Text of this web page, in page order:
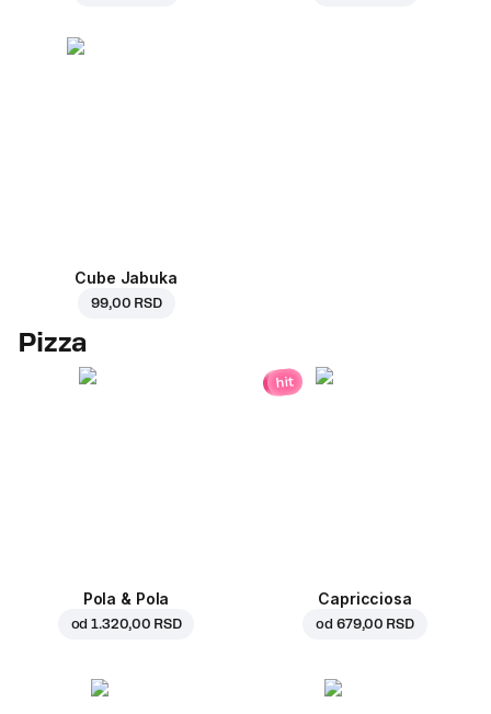
Cube Jabuka
99,00 RSD
Pizza
Pola & Pola
od1.320,00 RSD
hit
Capricciosa
od 679,00 RSD